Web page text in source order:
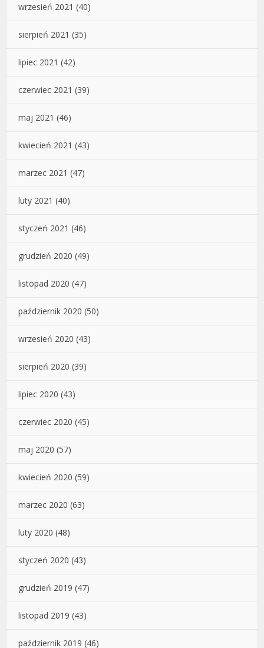
wrzesień 2021 (40)
sierpień 2021 (35)
lipiec 2021 (42)
czerwiec 2021 (39)
maj 2021 (46)
kwiecień 2021 (43)
marzec 2021 (47)
luty 2021 (40)
styczeń 2021 (46)
grudzień 2020 (49)
listopad 2020 (47)
październik 2020 (50)
wrzesień 2020 (43)
sierpień 2020 (39)
lipiec 2020 (43)
czerwiec 2020 (45)
maj 2020 (57)
kwiecień 2020 (59)
marzec 2020 (63)
luty 2020 (48)
styczeń 2020 (43)
grudzień 2019 (47)
listopad 2019 (43)
październik 2019 (46)